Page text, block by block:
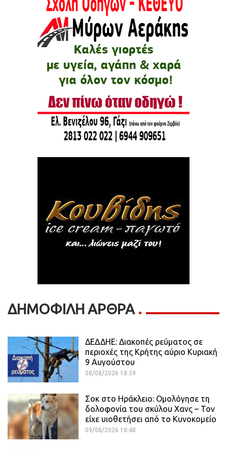
ΔΗΜΟΦΙΛΗ ΑΡΘΡΑ
ΔΕΔΔΗΕ: Διακοπές ρεύματος σε
περιοχές της Κρήτης αύριο Κυριακή
9 Αυγούστου
08/08/2026 18:59
Σοκ στο Ηράκλειο: Ομολόγησε τη
δολοφονία του σκύλου Χανς – Τον
είχε υιοθετήσει από το Κυνοκομείο
09/08/2026 10:48